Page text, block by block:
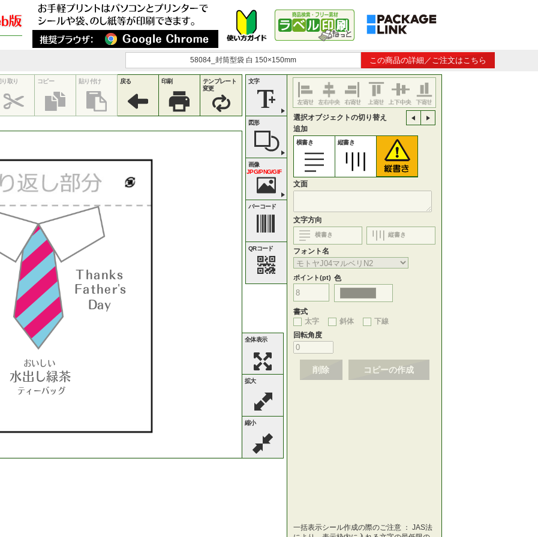
58084_封筒型袋 白 150×150mm この商品の詳細／ご注文はこちら
り取り コピー 貼り付け 戻る 印刷
テンプレート
変更
Day
水出 し緑茶
Fat her's
T han ks
おい し い
ティ ーバ ッ グ
全体表示
拡大
縮小
文字
図形
画像
JPG/PNG/GIF
バーコード
QRコード
選択オブジェクトの切り替え
追加
横書き 縦書き
文面
文字方向
横書き 縦書き
フォント名
ポイント(pt) 色
書式
太字
斜体
下線
回転角度
削除 コピーの作成
一括表示シール作成の際のご注意 ： JAS法